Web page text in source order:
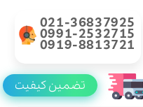
021-36837925
0991-2532715
0919-8813721
تضمین کیفیت